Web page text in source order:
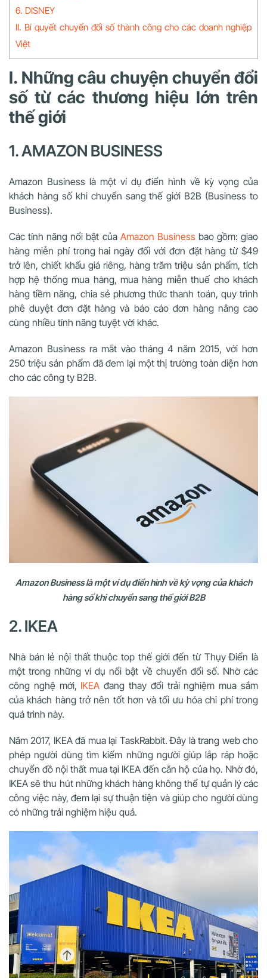
6. DISNEY
II. Bí quyết chuyển đổi số thành công cho các doanh nghiệp
Việt
I. Những câu chuyện chuyển đổi
số từ các thương hiệu lớn trên
thế giới
1. AMAZON BUSINESS
Amazon Business là một ví dụ điển hình về kỳ vọng của
khách hàng số khi chuyển sang thế giới B2B (Business to
Business).
Các tính năng nổi bật của Amazon Businessbao gồm: giao
hàng miễn phí trong hai ngày đối với đơn đặt hàng từ $49
trở lên, chiết khấu giá riêng, hàng trăm triệu sản phẩm, tích
hợp hệ thống mua hàng, mua hàng miễn thuế cho khách
hàng tiềm năng, chia sẻ phương thức thanh toán, quy trình
phê duyệt đơn đặt hàng và báo cáo đơn hàng nâng cao
cùng nhiều tính năng tuyệt vời khác.
Amazon Business ra mắt vào tháng 4 năm 2015, với hơn
250 triệu sản phẩm đã đem lại một thị trường toàn diện hơn
cho các công ty B2B.
Amazon Business là một ví dụ điển hình về kỳ vọng của khách
hàng số khi chuyển sang thế giới B2B
2. IKEA
Nhà bán lẻ nội thất thuộc top thế giới đến từ Thụy Điển là
một trong những ví dụ nổi bật về chuyển đổi số. Nhờ các
công nghệ mới, IKEA đang thay đổi trải nghiệm mua sắm
của khách hàng trở nên tốt hơn và tối ưu hóa chi phí trong
quá trình này.
Năm 2017, IKEA đã mua lại TaskRabbit. Đây là trang web cho
phép người dùng tìm kiếm những người giúp lắp ráp hoặc
chuyển đồ nội thất mua tại IKEA đến căn hộ của họ. Nhờ đó,
IKEA sẽ thu hút những khách hàng không thể tự quản lý các
công việc này, đem lại sự thuận tiện và giúp cho người dùng
có những trải nghiệm hiệu quả.